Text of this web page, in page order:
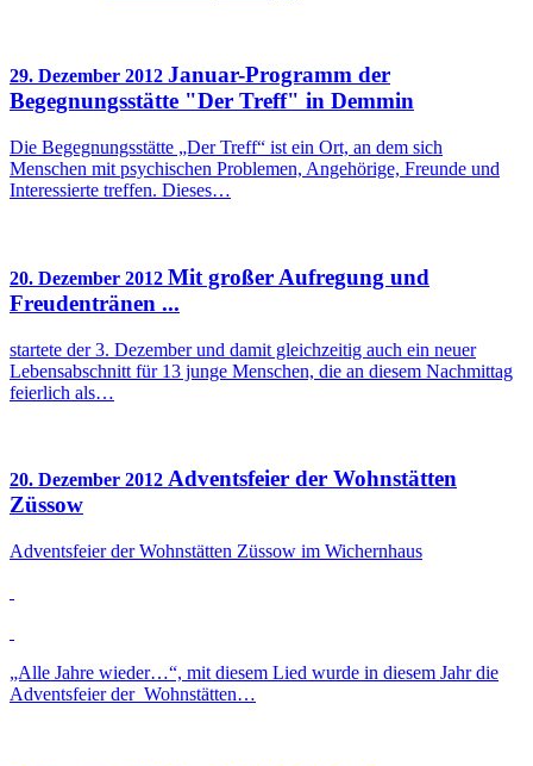
29. Dezember 2012 Januar-Programm der
Begegnungsstätte "Der Treff" in Demmin
Die Begegnungsstätte „Der Treff“ ist ein Ort, an dem sich
Menschen mit psychischen Problemen, Angehörige, Freunde und
Interessierte treffen. Dieses…
20. Dezember 2012 Mit großer Aufregung und
Freudentränen ...
startete der 3. Dezember und damit gleichzeitig auch ein neuer
Lebensabschnitt für 13 junge Menschen, die an diesem Nachmittag
feierlich als…
20. Dezember 2012 Adventsfeier der Wohnstätten
Züssow
Adventsfeier der Wohnstätten Züssow im Wichernhaus
„Alle Jahre wieder…“, mit diesem Lied wurde in diesem Jahr die
Adventsfeier der Wohnstätten…